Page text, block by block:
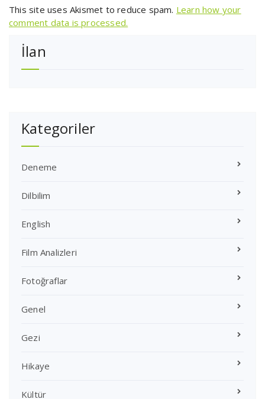
This site uses Akismet to reduce spam. Learn how your
comment data is processed.
İlan
Kategoriler
Deneme
Dilbilim
English
Film Analizleri
Fotoğraflar
Genel
Gezi
Hikaye
Kültür